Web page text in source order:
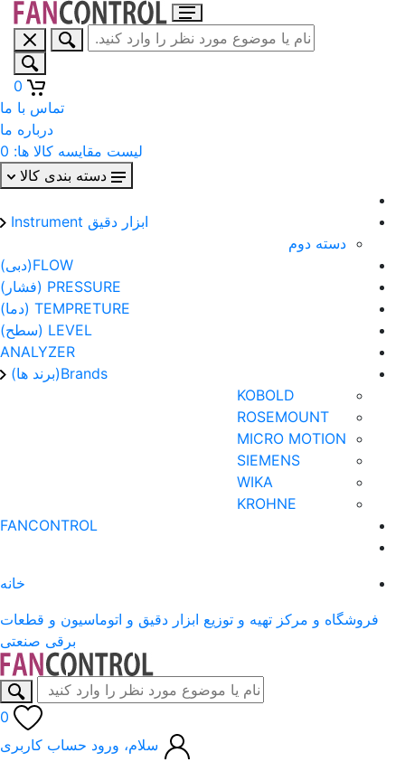
0
تماس با ما
درباره ما
لیست مقایسه کالا ها: 0
دسته بندی کالا
ابزار دقیق Instrument
دسته دوم
FLOW(دبی)
PRESSURE (فشار)
TEMPRETURE (دما)
LEVEL (سطح)
ANALYZER
Brands(برند ها)
KOBOLD
ROSEMOUNT
MICRO MOTION
SIEMENS
WIKA
KROHNE
FANCONTROL
خانه
فروشگاه و مرکز تهیه و توزیع ابزار دقیق و اتوماسیون و قطعات
برقی صنعتی
0
سلام، ورود حساب کاربری